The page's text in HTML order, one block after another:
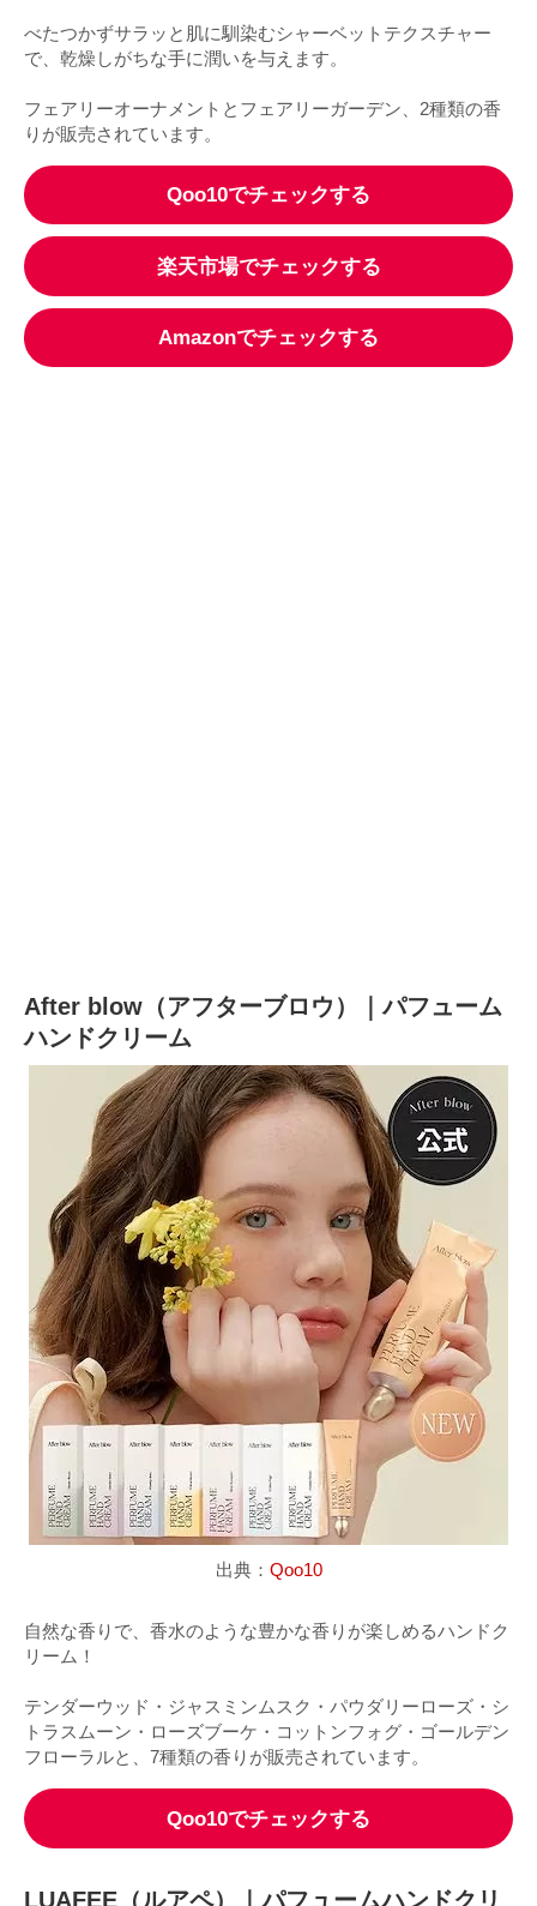
べたつかずサラッと肌に馴染むシャーベットテクスチャー
で、乾燥しがちな手に潤いを与えます。
フェアリーオーナメントとフェアリーガーデン、2種類の香
りが販売されています。
Qoo10でチェックする
楽天市場でチェックする
Amazonでチェックする
After blow（アフターブロウ）｜パフューム
ハンドクリーム
出典： Qoo10
自然な香りで、香水のような豊かな香りが楽しめるハンドク
リーム！
テンダーウッド・ジャスミンムスク・パウダリーローズ・シ
トラスムーン・ローズブーケ・コットンフォグ・ゴールデン
フローラルと、7種類の香りが販売されています。
Qoo10でチェックする
LUAFEE（ルアペ）｜パフュームハンドクリ